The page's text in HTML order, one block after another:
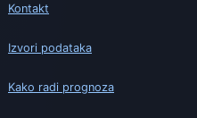
Kontakt
Izvori podataka
Kako radi prognoza